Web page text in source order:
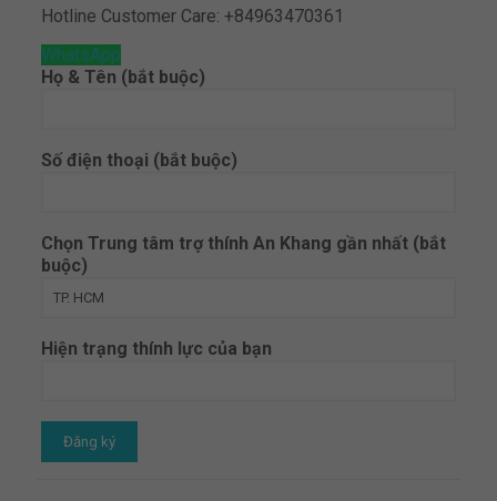
Hotline Customer Care: +84963470361
WhatsApp
Họ & Tên (bắt buộc)
Số điện thoại (bắt buộc)
Chọn Trung tâm trợ thính An Khang gần nhất (bắt
buộc)
Hiện trạng thính lực của bạn